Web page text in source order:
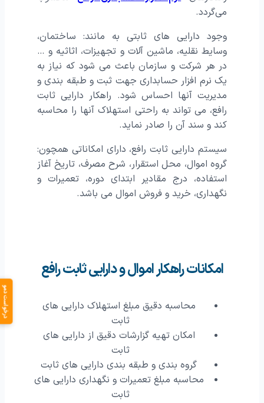
می‌گردد.
وجود دارایی های ثابتی به مانند: ساختمان،
وسایط نقلیه، ماشین آلات و تجهیزات، اثاثیه و …
در هر شرکت و سازمان باعث می شود که نیاز به
یک نرم افزار حسابداری جهت ثبت و طبقه بندی و
مدیریت آنها احساس شود. راهکار دارایی ثابت
رافع، می تواند به راحتی استهلاک آنها را محاسبه
کند و سند آن را صادر نماید.
سیستم دارایی ثابت رافع، دارای امکاناتی همچون:
گروه اموال، محل استقرار، شرح مصرف، تاریخ آغاز
استفاده، درج مقادیر ابتدای دوره، تعمیرات و‌
نگهداری، خرید و فروش اموال می باشد.
امکانات راهکار اموال و دارایی ثابت رافع
محاسبه دقیق مبلغ استهلاک دارایی های
ثابت
امکان تهیه گزارشات دقیق از دارایی های
ثابت
گروه بندی و طبقه بندی دارایی های ثابت
محاسبه مبلغ تعمیرات و نگهداری دارایی های
ثابت
درخواست دمو